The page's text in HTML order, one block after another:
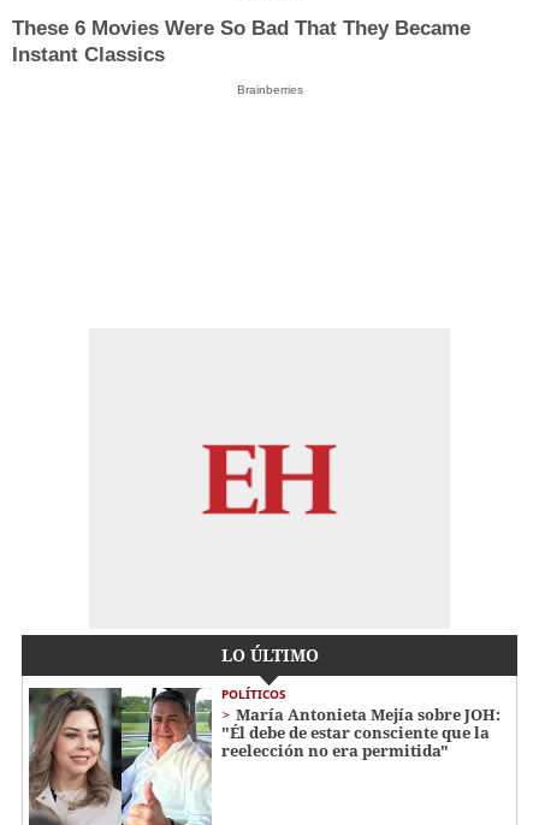
These 6 Movies Were So Bad That They Became
Instant Classics
Brainberries
LO ÚLTIMO
POLÍTICOS
María Antonieta Mejía sobre JOH:
"Él debe de estar consciente que la
reelección no era permitida"